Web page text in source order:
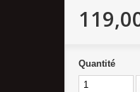
Quantité